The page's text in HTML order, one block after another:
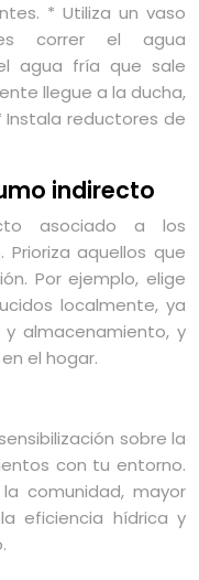
* Utiliza un vaso
correr el agua
agua fría que sale
llegue a la ducha,
Instala reductores de
indirecto
asociado a los
aquellos que
Por ejemplo, elige
localmente, ya
almacenamiento, y
el hogar.
sobre la
con tu entorno.
comunidad, mayor
eficiencia hídrica y